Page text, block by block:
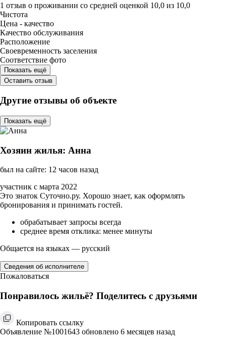
1 отзыв о проживании со средней оценкой 10,0 из 10,0
Чистота
Цена - качество
Качество обслуживания
Расположение
Своевременность заселения
Соответствие фото
Показать ещё
Оставить отзыв
Другие отзывы об объекте
Показать ещё
Хозяин жилья: Анна
был на сайте: 12 часов назад
участник с марта 2022
Это знаток Суточно.ру. Хорошо знает, как оформлять
бронирования и принимать гостей.
обрабатывает запросы всегда
среднее время отклика: менее минуты
Общается на языках — русский
Сведения об исполнителе
Пожаловаться
Понравилось жильё? Поделитесь с друзьями
Копировать ссылку
Объявление №1001643 обновлено 6 месяцев назад